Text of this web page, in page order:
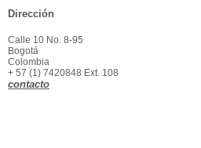
Dirección
Calle 10 No. 8-95
Bogotá
Colombia
+ 57 (1) 7420848 Ext. 108
contacto